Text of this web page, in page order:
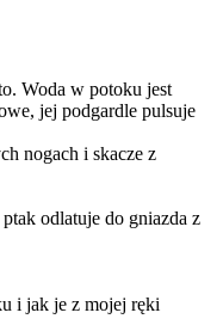
Woda w potoku jest
jej podgardle pulsuje
nogach i skacze z
odlatuje do gniazda z
i jak je z mojej ręki